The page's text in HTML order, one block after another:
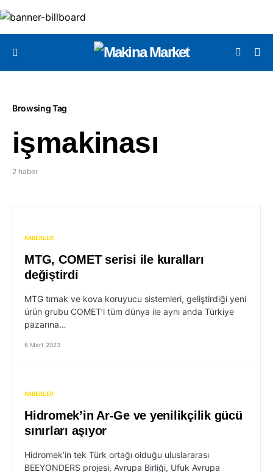
Browsing Tag
işmakinası
2 haber
HABERLER
MTG, COMET serisi ile kuralları
değiştirdi
MTG tırnak ve kova koruyucu sistemleri, geliştirdiği yeni
ürün grubu COMET’i tüm dünya ile aynı anda Türkiye
pazarına…
6 Mart 2023
HABERLER
Hidromek’in Ar-Ge ve yenilikçilik gücü
sınırları aşıyor
Hidromek’in tek Türk ortağı olduğu uluslararası
BEEYONDERS projesi, Avrupa Birliği, Ufuk Avrupa